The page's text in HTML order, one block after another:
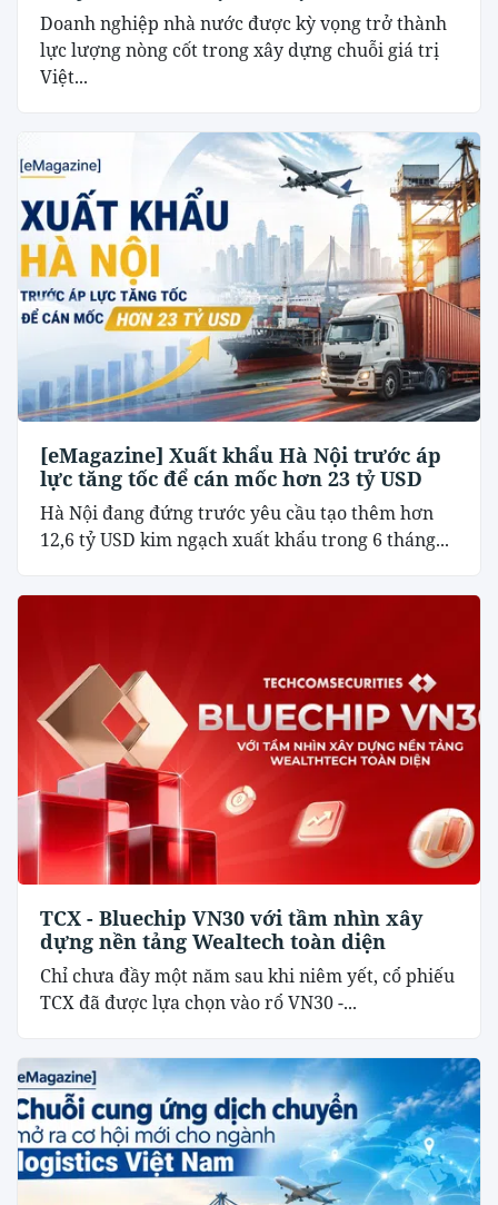
Doanh nghiệp nhà nước được kỳ vọng trở thành
lực lượng nòng cốt trong xây dựng chuỗi giá trị
Việt...
[eMagazine] Xuất khẩu Hà Nội trước áp
lực tăng tốc để cán mốc hơn 23 tỷ USD
Hà Nội đang đứng trước yêu cầu tạo thêm hơn
12,6 tỷ USD kim ngạch xuất khẩu trong 6 tháng...
TCX - Bluechip VN30 với tầm nhìn xây
dựng nền tảng Wealtech toàn diện
Chỉ chưa đầy một năm sau khi niêm yết, cổ phiếu
TCX đã được lựa chọn vào rổ VN30 -...